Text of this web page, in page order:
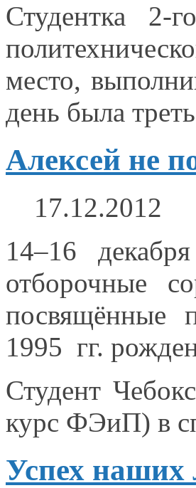
Студентка 2-
место,
день была
Алексей не
17.12.2012
14–16 декабря
отборочные
посвящённые
1995 гг.
Студент
курс ФЭиП) в
Успех наших